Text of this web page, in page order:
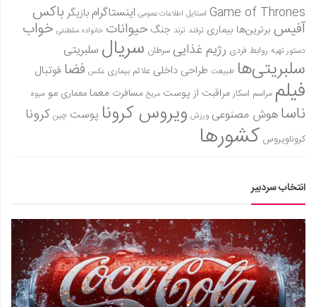
Game of Thrones استایل اطلاعات عمومی اینستاگرام بازیگر باکس
آفیس برترین‌ها بیماری ترفند ترند جنگ حیوانات خانواده سلطنتی خواب
دستور تهیه روابط فردی رژیم غذاییسرطان سریال سلبریتی
سلبریتی‌ها طبیعت طراحی داخلی علائم بیماری عکس فضا فوتبال
فیلم مراسم اسکارمراقبت از پوست مریخ مسافرت معمامعماری مو میوه
ناساهوش مصنوعی ورزش ویروس کرونا پوست چین کرونا
کروناویروس کشورها
انتخاب سردبیر